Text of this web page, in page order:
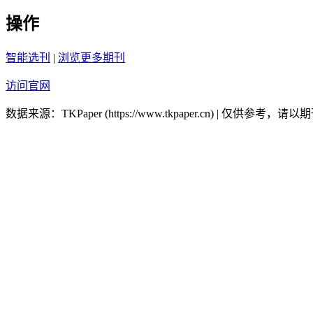
操作
智能选刊 | 浏览更多期刊
访问官网
数据来源：TKPaper (https://www.tkpaper.cn) | 仅供参考，请以